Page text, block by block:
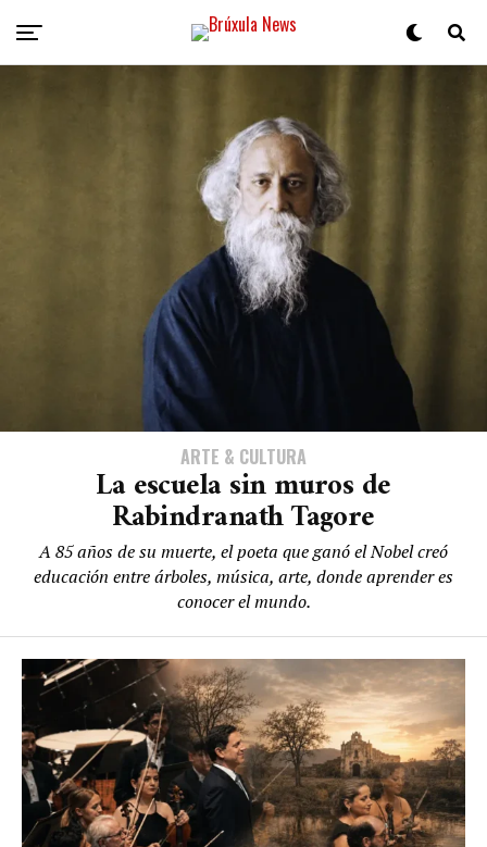
ARTE & CULTURA
La escuela sin muros de
Rabindranath Tagore
A 85 años de su muerte, el poeta que ganó el Nobel creó
educación entre árboles, música, arte, donde aprender es
conocer el mundo.